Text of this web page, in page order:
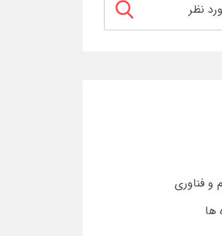
و فناوری
ها